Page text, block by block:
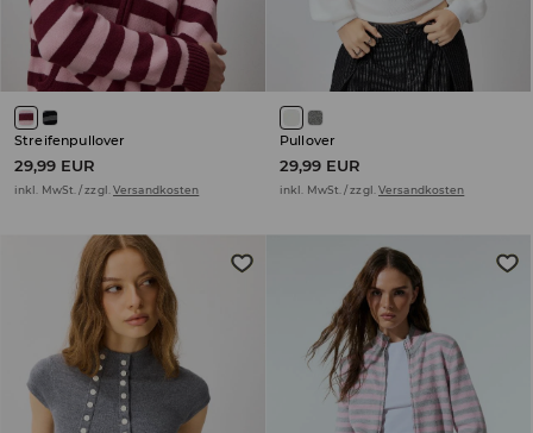
Streifenpullover
29,99 EUR
inkl. MwSt. / zzgl. Versandkosten
Pullover
29,99 EUR
inkl. MwSt. / zzgl. Versandkosten